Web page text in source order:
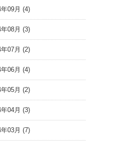
09月 (4)
08月 (3)
07月 (2)
06月 (4)
05月 (2)
04月 (3)
03月 (7)